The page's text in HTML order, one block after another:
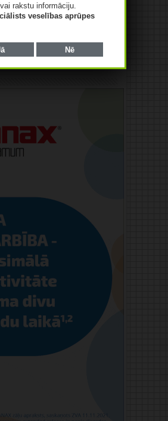
rakstu informāciju.
veselības aprūpes
Nē